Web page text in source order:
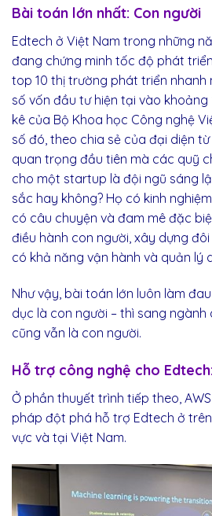
Bài toán lớn nhất: Con người
Edtech ở Việt Nam trong những
đang chứng minh tốc độ phát
top 10 thị trường phát triển nhanh
số vốn đầu tư hiện tại vào khoảng
kê của Bộ Khoa học Công nghệ
số đó, theo chia sẻ của đại diện
quan trọng đầu tiên mà các quỹ
cho một startup là đội ngũ sáng
sắc hay không? Họ có kinh
có câu chuyện và đam mê đặc
điều hành con người, xây dựng
có khả năng vận hành và quản lý
Như vậy, bài toán lớn luôn làm
dục là con người – thì sang
cũng vẫn là con người.
Hỗ trợ công nghệ cho
Ở phần thuyết trình tiếp theo,
pháp đột phá hỗ trợ Edtech ở
vực và tại Việt Nam.